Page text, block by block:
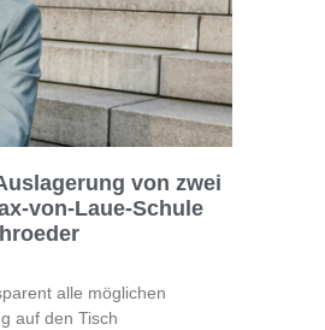
von zwei
von-Laue-Schule
alle möglichen
auf den Tisch